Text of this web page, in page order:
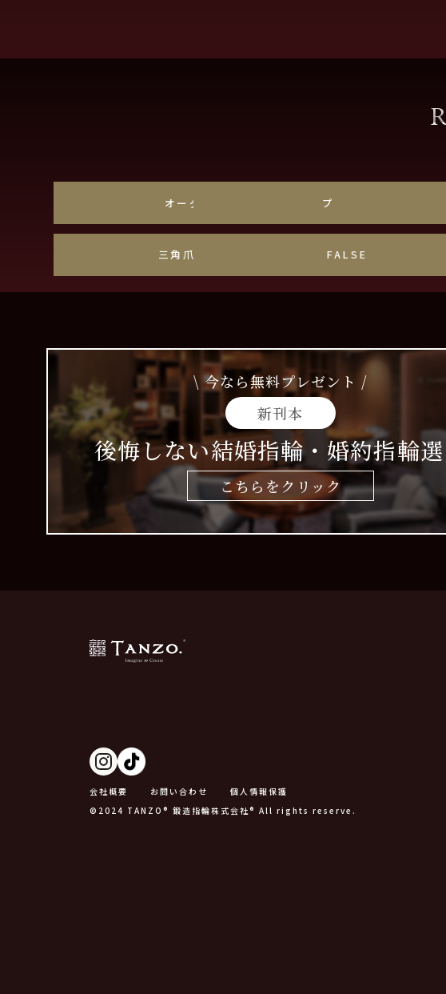
オーダーメイド プラチナ
三角爪・しずく爪 FALSE
\ 今なら無料プレゼント /
新刊本
後悔しない結婚指輪・婚約指輪
こちらをクリック
会社概要 お問い合わせ
個人情報保護
©2024 TANZO® 鍛造指輪株式会社® All rights reserve.